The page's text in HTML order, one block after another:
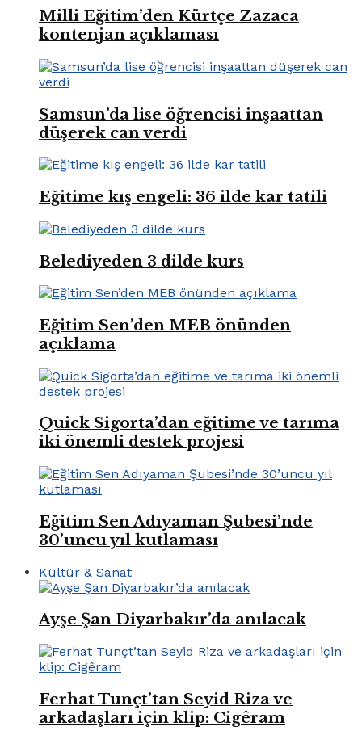
Milli Eğitim’den Kürtçe Zazaca
kontenjan açıklaması
Samsun’da lise öğrencisi inşaattan
düşerek can verdi
Eğitime kış engeli: 36 ilde kar tatili
Belediyeden 3 dilde kurs
Eğitim Sen’den MEB önünden
açıklama
Quick Sigorta’dan eğitime ve tarıma
iki önemli destek projesi
Eğitim Sen Adıyaman Şubesi’nde
30’uncu yıl kutlaması
Kültür & Sanat
Ayşe Şan Diyarbakır’da anılacak
Ferhat Tunçt’tan Seyid Riza ve
arkadaşları için klip: Cigêram